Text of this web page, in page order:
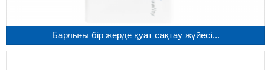
Барлығы бір жерде қуат сақтау жүйесі...